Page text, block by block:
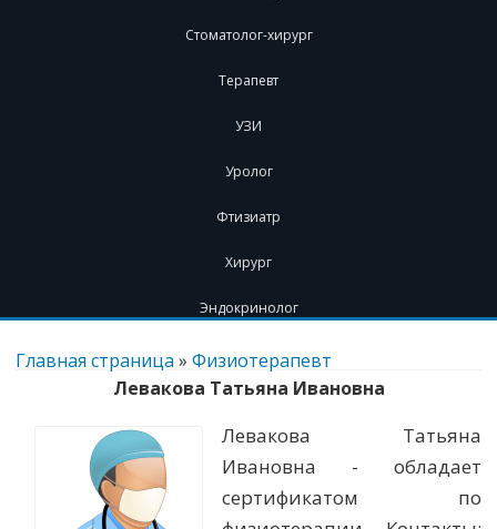
Стоматолог-хирург
Терапевт
УЗИ
Уролог
Фтизиатр
Хирург
Эндокринолог
Перейти
содержимому
Главная страница » Физиотерапевт
Левакова Татьяна Ивановна
Левакова Татьяна
Ивановна - обладает
сертификатом по